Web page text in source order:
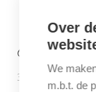
6
30 juni 2026
Over
We
m.b.t. de